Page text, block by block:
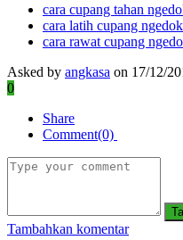
cara cupang tahan
cara latih cupang ngedok
cara rawat cupang
Asked by angkasa on 17/12/
0
Share
Comment(0)
Tambahkan komentar